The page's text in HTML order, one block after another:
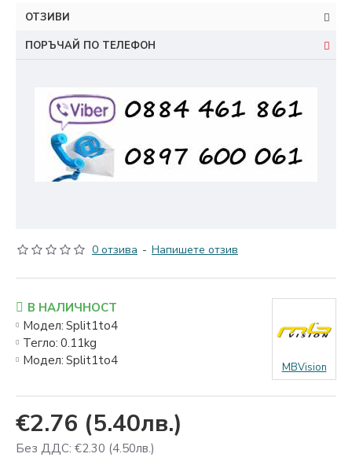
ОТЗИВИ
ПОРЪЧАЙ ПО ТЕЛЕФОН
0 отзива - Напишете отзив
€2.76 (5.40лв.)
Без ДДС: €2.30 (4.50лв.)
В НАЛИЧНОСТ
Модел: Split1to4
Тегло: 0.11kg
Модел: Split1to4 MBVision